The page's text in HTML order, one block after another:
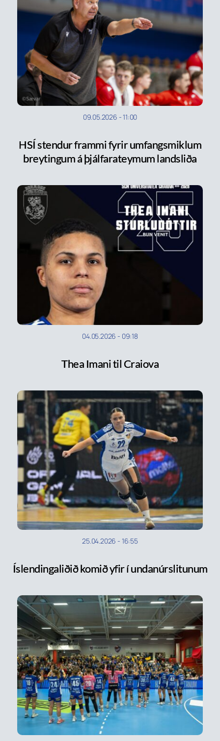
09.05.2026 -11:00
HSÍ stendur frammi fyrir umfangsmiklum
breytingum á þjálfarateymum landsliða
04.05.2026 - 09:18
Thea Imani til Craiova
25.04.2026 - 16:55
Íslendingaliðið komið yfir í undanúrslitunum